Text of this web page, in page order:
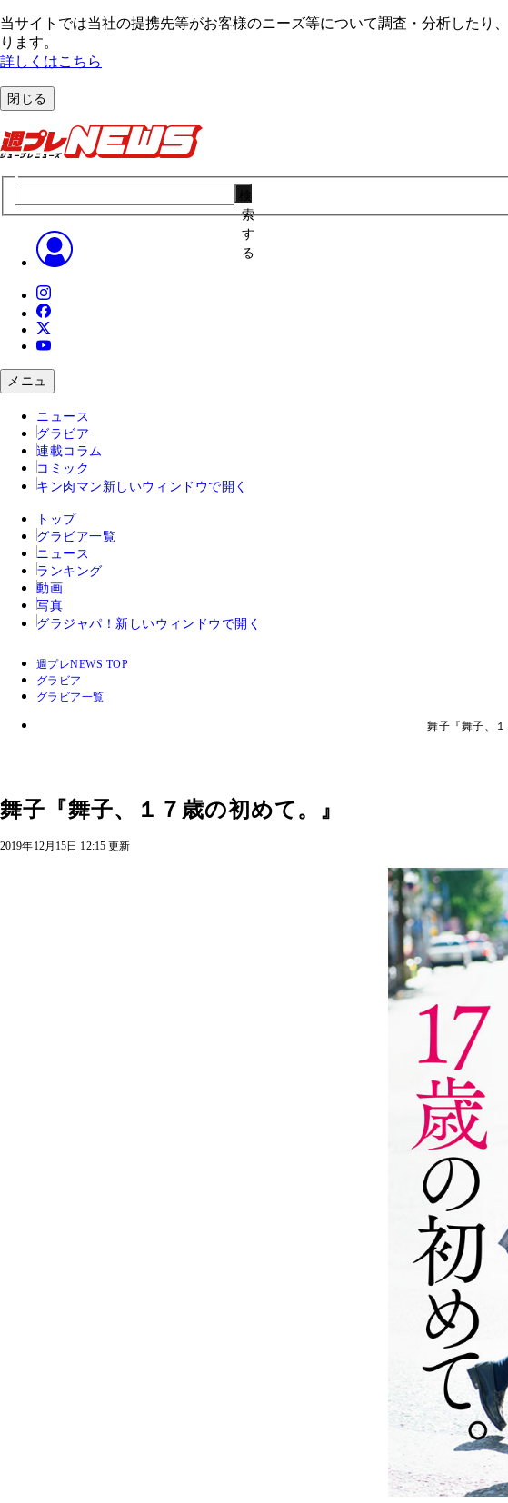
当サイトでは当社の提携先等がお客様のニーズ等について調査・分析したり
ります。
詳しくはこちら
閉じる
索
す
る
メニュ
ニュース
グラビア
連載コラム
コミック
キン肉マン 新しいウィンドウで開く
トップ
グラビア一覧
ニュース
ランキング
動画
写真
グラジャパ！ 新しいウィンドウで開く
週プレNEWS TOP
グラビア
グラビア一覧
舞子『舞子、１
舞子『舞子、１７歳の初めて。』
2019年12月15日 12:15 更新